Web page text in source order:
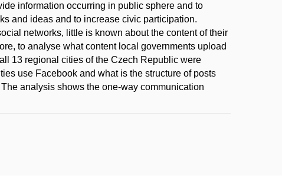
information occurring in public sphere and to
and ideas and to increase civic participation.
networks, little is known about the content of their
to analyse what content local governments upload
13 regional cities of the Czech Republic were
use Facebook and what is the structure of posts
analysis shows the one-way communication